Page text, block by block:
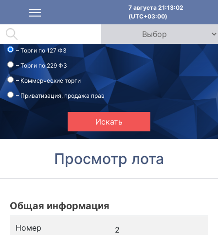
7 августа 21:13:03
(UTC+03:00)
Искать
– Торги по 127 ФЗ
– Торги по 229 ФЗ
– Коммерческие торги
– Приватизация, продажа прав
Просмотр лота
Общая информация
Номер 2